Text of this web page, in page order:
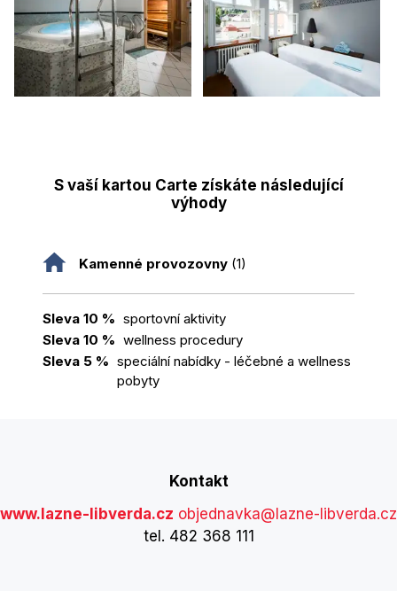
S vaší kartou Carte získáte následující
výhody
Kamenné provozovny (1)
Sleva 10 % sportovní aktivity
Sleva 10 % wellness procedury
Sleva 5 % speciální nabídky - léčebné a wellness
pobyty
Kontakt
www.lazne-libverda.cz objednavka@lazne-libverda.cz
tel. 482 368 111